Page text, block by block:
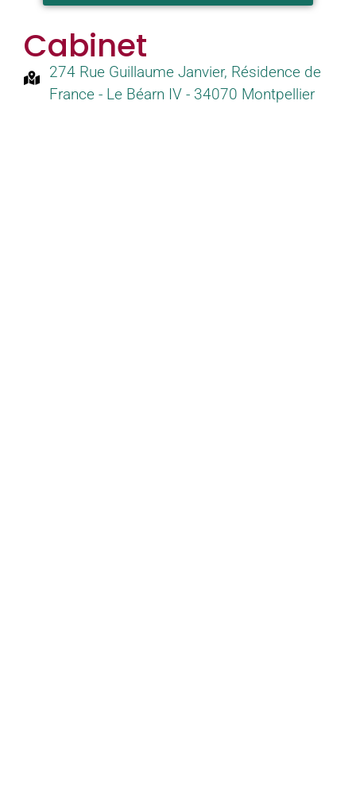
Cabinet
274 Rue Guillaume Janvier, Résidence de
France - Le Béarn IV - 34070 Montpellier